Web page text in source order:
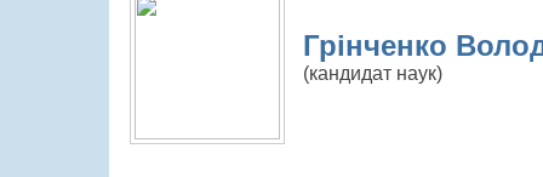
Грінченко
(кандидат наук)